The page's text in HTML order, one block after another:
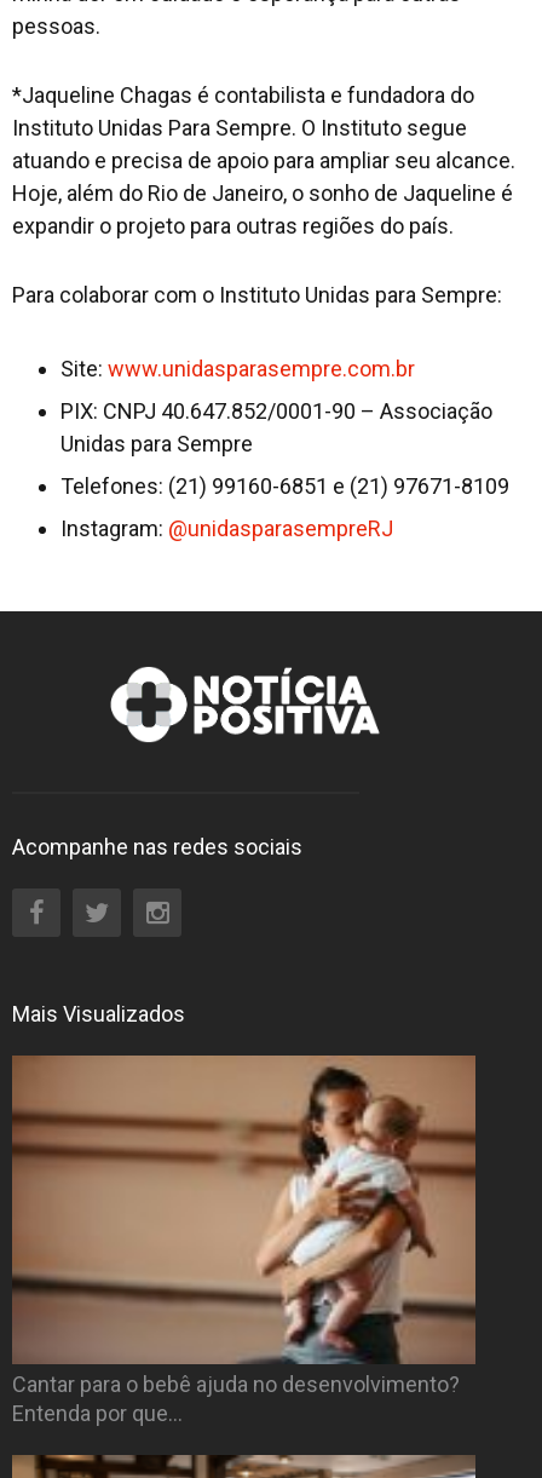
pessoas.
*Jaqueline Chagas é contabilista e fundadora do
Instituto Unidas Para Sempre. O Instituto segue
atuando e precisa de apoio para ampliar seu alcance.
Hoje, além do Rio de Janeiro, o sonho de Jaqueline é
expandir o projeto para outras regiões do país.
Para colaborar com o Instituto Unidas para Sempre:
Site: www.unidasparasempre.com.br
PIX: CNPJ 40.647.852/0001-90 – Associação
Unidas para Sempre
Telefones: (21) 99160-6851 e (21) 97671-8109
Instagram: @unidasparasempreRJ
Acompanhe nas redes sociais
Mais Visualizados
Cantar para o bebê ajuda no desenvolvimento?
Entenda por que…